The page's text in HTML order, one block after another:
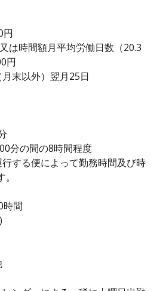
円
は時間額月平均労働日数（20.3
円
末以外）翌月25日
分の間の8時間程度
する便によって勤務時間及び時
時間